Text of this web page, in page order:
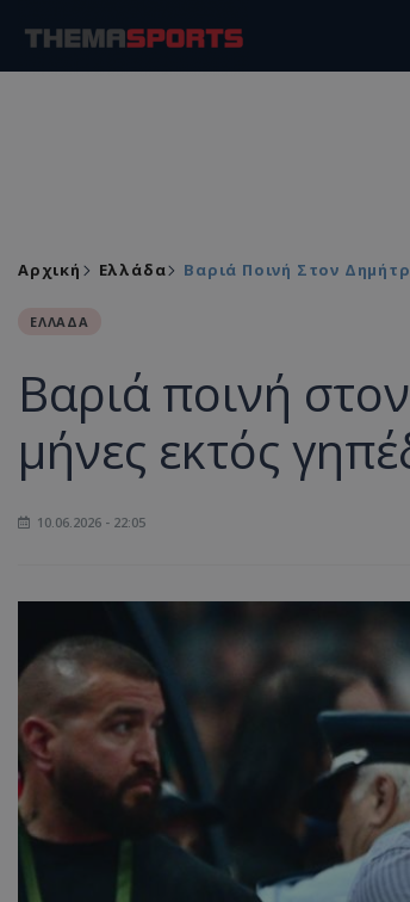
Αρχική Ελλάδα Βαριά Ποινή Στον
ΕΛΛΑΔΑ
Βαριά ποινή
μήνες εκτός
10.06.2026 - 22:05